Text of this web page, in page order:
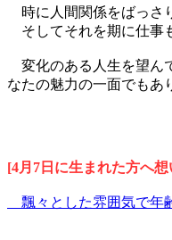
時に人間関係をばっさ
そしてそれを期に仕事
変化のある人生を望ん
なたの魅力の一面でもあ
[4月7日に生まれた方へ
飄々とした雰囲気で年